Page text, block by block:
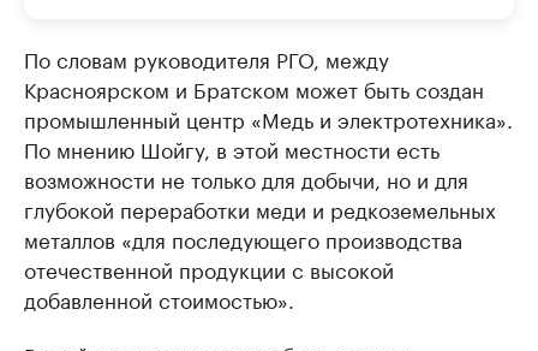
По словам руководителя РГО, между
Красноярском и Братском может быть создан
промышленный центр «Медь и электротехника».
По мнению Шойгу, в этой местности есть
возможности не только для добычи, но и для
глубокой переработки меди и редкоземельных
металлов «для последующего производства
отечественной продукции с высокой
добавленной стоимостью».